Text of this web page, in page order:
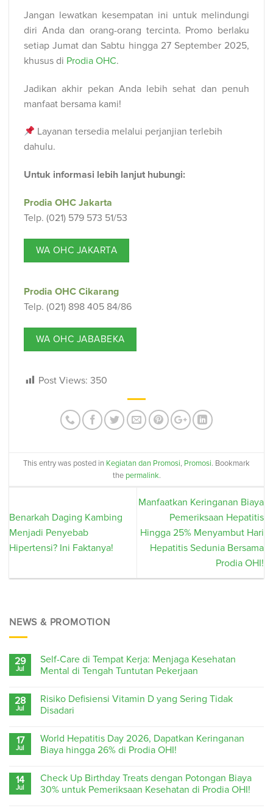
Jangan lewatkan kesempatan ini untuk melindungi
diri Anda dan orang-orang tercinta. Promo berlaku
setiap Jumat dan Sabtu hingga 27 September 2025,
khusus di Prodia OHC.
Jadikan akhir pekan Anda lebih sehat dan penuh
manfaat bersama kami!
Layanan tersedia melalui perjanjian terlebih
dahulu.
Untuk informasi lebih lanjut hubungi:⁠⁣
Prodia OHC Jakarta
Telp. (021) 579 573 51/53
WA OHC JAKARTA
Prodia OHC Cikarang
Telp. (021) 898 405 84/86
WA OHC JABABEKA
Post Views: 350
This entry was posted in Kegiatan dan Promosi, Promosi. Bookmark
the permalink.
Benarkah Daging Kambing
Menjadi Penyebab
Hipertensi? Ini Faktanya!
Manfaatkan Keringanan Biaya
Pemeriksaan Hepatitis
Hingga 25% Menyambut Hari
Hepatitis Sedunia Bersama
Prodia OHI!
NEWS & PROMOTION
29
Jul
Self-Care di Tempat Kerja: Menjaga Kesehatan
Mental di Tengah Tuntutan Pekerjaan
28
Jul
Risiko Defisiensi Vitamin D yang Sering Tidak
Disadari
17
Jul
World Hepatitis Day 2026, Dapatkan Keringanan
Biaya hingga 26% di Prodia OHI!
14
Jul
Check Up Birthday Treats dengan Potongan Biaya
30% untuk Pemeriksaan Kesehatan di Prodia OHI!